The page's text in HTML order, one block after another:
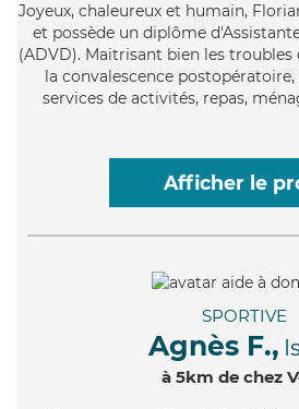
Joyeux, chaleureux et humain,
et possède un diplôme
(ADVD). Maitrisant bien les troubles
la convalescence
services de activités, repas,
Afficher le
SPORTIVE
Agnès F.,
à 5km de chez